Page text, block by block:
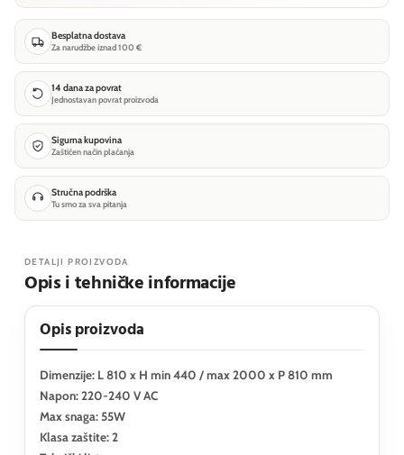
Besplatna dostava
Za narudžbe iznad 100 €
14 dana za povrat
Jednostavan povrat proizvoda
Sigurna kupovina
Zaštićen način plaćanja
Stručna podrška
Tu smo za sva pitanja
DETALJI PROIZVODA
Opis i tehničke informacije
Opis proizvoda
Dimenzije: L 810 x H min 440 / max 2000 x P 810 mm
Napon: 220-240 V AC
Max snaga: 55W
Klasa zaštite: 2